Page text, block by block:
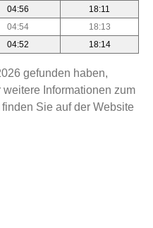
04:56
18:11
04:54
18:13
04:52 18:14
gefunden haben,
Informationen zum
Sie auf der Website